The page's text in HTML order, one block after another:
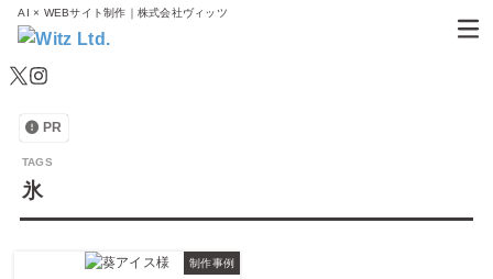
AI × WEBサイト制作｜株式会社ヴィッツ
PR
氷
制作事例